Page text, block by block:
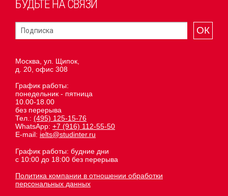
БУДЬТЕ НА СВЯЗИ
ОК
Москва, ул. Щипок,
д. 20, офис 308
График работы:
понедельник - пятница
10.00-18.00
без перерыва
Тел.: (495) 125-15-76
WhatsApp: +7 (916) 112-55-50
E-mail: ielts@studinter.ru
График работы: будние дни
с 10:00 до 18:00 без перерыва
Политика компании в отношении обработки
персональных данных